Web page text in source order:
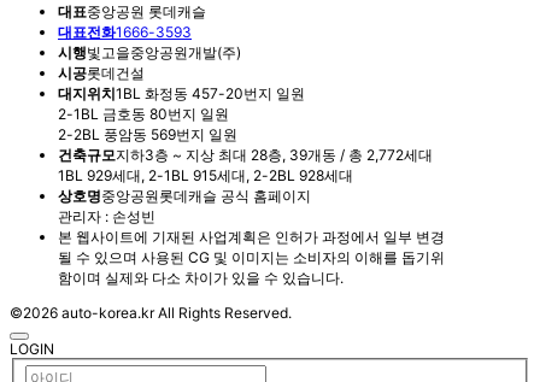
대표중앙공원 롯데캐슬
대표전화1666-3593
시행빛고을중앙공원개발(주)
시공롯데건설
대지위치1BL 화정동 457-20번지 일원
2-1BL 금호동 80번지 일원
2-2BL 풍암동 569번지 일원
건축규모지하3층 ~ 지상 최대 28층, 39개동 / 총 2,772세대
1BL 929세대, 2-1BL 915세대, 2-2BL 928세대
상호명중앙공원롯데캐슬 공식 홈페이지
관리자 : 손성빈
본 웹사이트에 기재된 사업계획은 인허가 과정에서 일부 변경
될 수 있으며 사용된 CG 및 이미지는 소비자의 이해를 돕기위
함이며 실제와 다소 차이가 있을 수 있습니다.
©2026 auto-korea.kr All Rights Reserved.
LOGIN